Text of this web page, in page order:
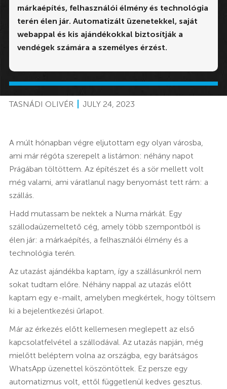
márkaépítés, felhasználói élmény és technológia
terén élen jár. Automatizált üzenetekkel, saját
webappal és kis ajándékokkal biztosítják a
vendégek számára a személyes érzést.
TASNÁDI OLIVÉR JULY 24, 2023
A múlt hónapban végre eljutottam egy olyan városba,
ami már régóta szerepelt a listámon: néhány napot
Prágában töltöttem. Az építészet és a sör mellett volt
még valami, ami váratlanul nagy benyomást tett rám: a
szállás.
Hadd mutassam be nektek a Numa márkát. Egy
szállodaüzemeltető cég, amely több szempontból is
élen jár: a márkaépítés, a felhasználói élmény és a
technológia terén.
Az utazást ajándékba kaptam, így a szállásunkról nem
sokat tudtam előre. Néhány nappal az utazás előtt
kaptam egy e-mailt, amelyben megkértek, hogy töltsem
ki a bejelentkezési űrlapot.
Már az érkezés előtt kellemesen meglepett az első
kapcsolatfelvétel a szállodával. Az utazás napján, még
mielőtt beléptem volna az országba, egy barátságos
WhatsApp üzenettel köszöntöttek. Ez persze egy
automatizmus volt, ettől függetlenül kedves gesztus.